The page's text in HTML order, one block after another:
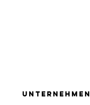
Unternehmen